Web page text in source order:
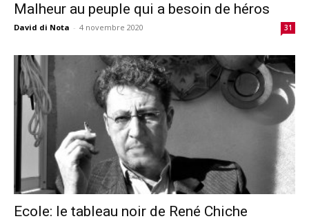
Malheur au peuple qui a besoin de héros
David di Nota - 4 novembre 2020 31
Ecole: le tableau noir de René Chiche